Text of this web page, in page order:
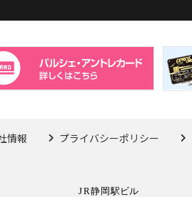
情報 プライバシーポリシー